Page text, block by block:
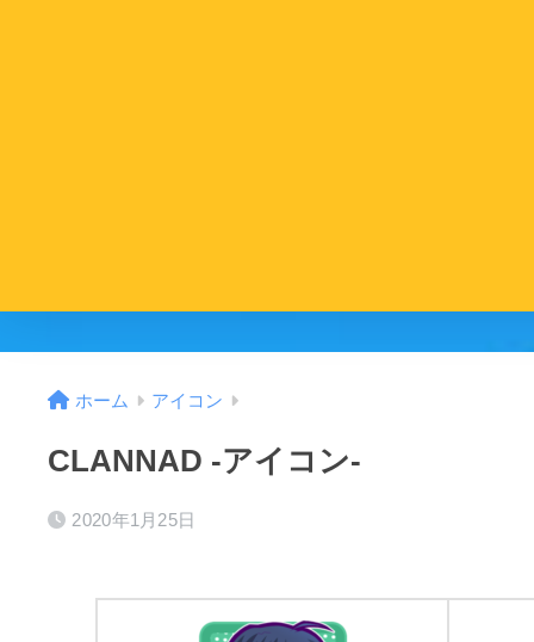
ホーム アイコン
CLANNAD -アイコン-
2020年1月25日